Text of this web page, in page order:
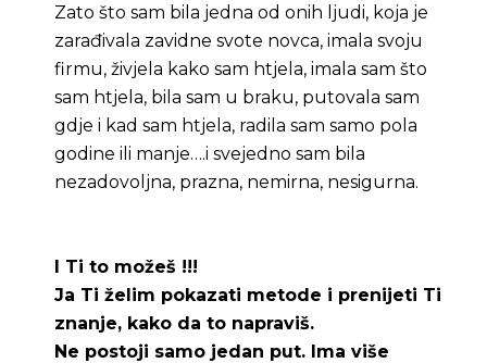
Zato što sam bila jedna od onih ljudi, koja je
zarađivala zavidne svote novca, imala svoju
firmu, živjela kako sam htjela, imala sam što
sam htjela, bila sam u braku, putovala sam
gdje i kad sam htjela, radila sam samo pola
godine ili manje….i svejedno sam bila
nezadovoljna, prazna, nemirna, nesigurna.
I Ti to možeš !!!
Ja Ti želim pokazati metode i prenijeti Ti
znanje, kako da to napraviš.
Ne postoji samo jedan put. Ima više